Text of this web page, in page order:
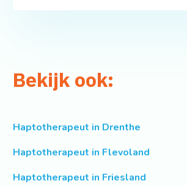
Bekijk ook:
Haptotherapeut in Drenthe
Haptotherapeut in Flevoland
Haptotherapeut in Friesland